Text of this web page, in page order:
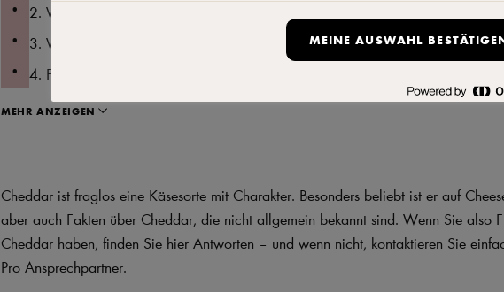
2. Wie lange reift Cheddar?
3. Wie schmeckt Cheddar?
4. Für welche Gerichte eignet sich Cheddar am besten?
MEHR ANZEIGEN
Cheddar ist fraglos eine Käsesorte mit Charakter. Besonders beliebt ist er auf
aber auch Fakten über Cheddar, die nicht allgemein bekannt sind. Wenn Sie also
Cheddar haben, finden Sie hier Antworten – und wenn nicht, kontaktieren Sie
Pro Ansprechpartner.
MEINE AUSWAHL